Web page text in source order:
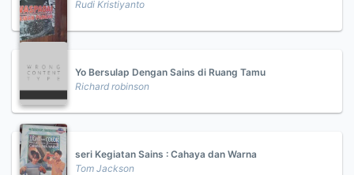
Rudi Kristiyanto
Yo Bersulap Dengan Sains di Ruang Tamu
Richard robinson
seri Kegiatan Sains : Cahaya dan Warna
Tom Jackson